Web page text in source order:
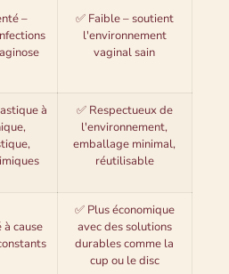
–
✅ Faible – soutient
l'environnement
vaginal sain
à
✅ Respectueux de
l'environnement,
emballage minimal,
réutilisable
à cause
✅ Plus économique
avec des solutions
durables comme la
cup ou le disc